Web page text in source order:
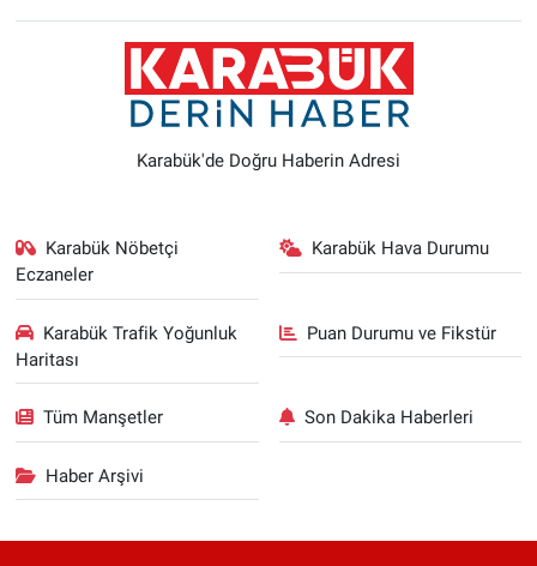
Karabük'de Doğru Haberin Adresi
Karabük Nöbetçi
Eczaneler
Karabük Hava Durumu
Karabük Trafik Yoğunluk
Haritası
Puan Durumu ve Fikstür
Tüm Manşetler Son Dakika Haberleri
Haber Arşivi